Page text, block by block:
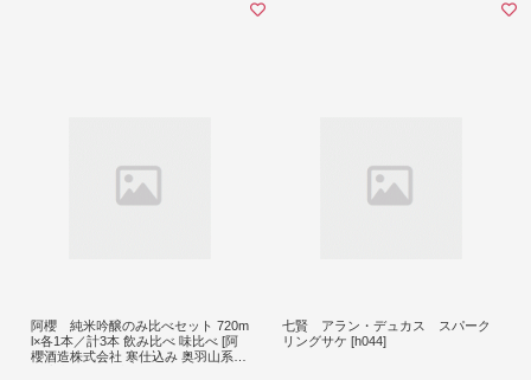
阿櫻 純米吟醸のみ比べセット 720m
l×各1本／計3本 飲み比べ 味比べ [阿
櫻酒造株式会社 寒仕込み 奥羽山系
七賢 アラン・デュカス スパーク
リングサケ [h044]